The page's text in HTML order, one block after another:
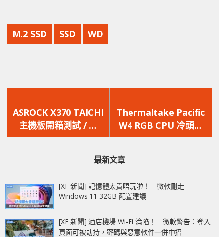
M.2 SSD SSD WD
一
篇
文
ASROCK X370 TAICHI
主機板開箱測試 / 雙
M.2 + SATA 加 WIFI
一
篇
文
Thermaltake Pacific
W4 RGB CPU 冷頭與
RIING PLUS 12 冷排風
最新文章
[XF 新聞] 記憶體太貴唔玩啦！ 微軟刪走
Windows 11 32GB 配置建議
[XF 新聞] 酒店機場 Wi-Fi 淪陷！ 微軟警告：登入
頁面可被劫持，密碼與惡意軟件一併中招